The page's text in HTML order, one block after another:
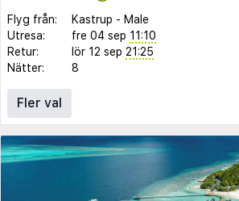
Flyg från: Kastrup - Male
Utresa:
fre 04 sep 11:10
Retur:
lör 12 sep 21:25
Nätter:
8
Fler val